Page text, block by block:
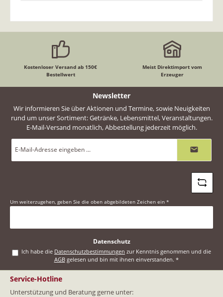
Kostenloser Versand ab 150€
Bestellwert
Meist Direktimport vom
Erzeuger
Newsletter
Wir informieren Sie über Aktionen und Termine, sowie Neuigkeiten
rund um unser Sortiment: Getränke, Lebensmittel, Veranstaltungen.
E-Mail-Versand monatlich, Abbestellung jederzeit möglich.
E-
Mail-
*
Um weiterzugehen, geben Sie die oben abgebildeten Zeichen ein *
Datenschutz
Ich habe die Datenschutzbestimmungen
zur Kenntnis genommen und die
AGBgelesen und bin mit ihnen einverstanden. *
Service-Hotline
Unterstützung und Beratung gerne unter: